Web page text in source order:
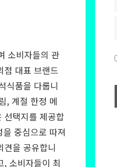
소비자들의 관
점 대표 브랜드
식품을 다룹니
, 계절 한정 메
선택지를 제공합
중심으로 따져
견을 공유합니
소비자들이 최